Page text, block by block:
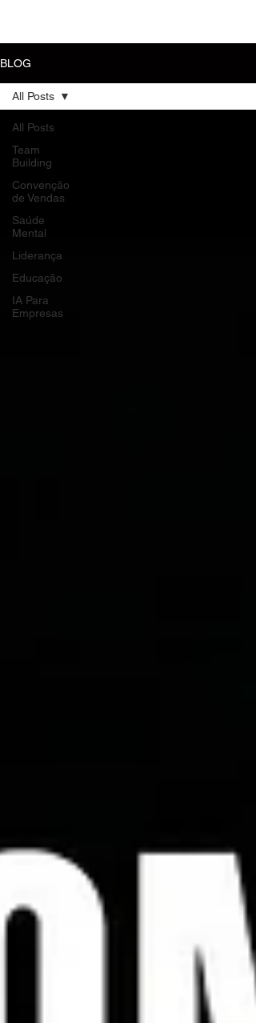
BLOG
All Posts
Team
Building
Convenção
de Vendas
Saúde
Mental
Liderança
Educação
IA Para
Empresas
All Posts